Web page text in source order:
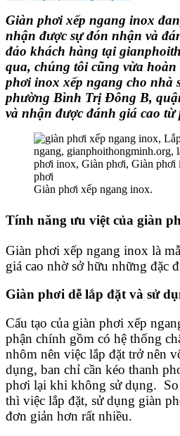
Giàn phơi xếp ngang inox
nhận được sự đón nhận và
đảo khách hàng tại
qua, chúng tôi cũng vừa hoàn
phơi inox xếp ngang cho nhà
phường Bình Trị Đông B,
và nhận được đánh giá cao
Giàn phơi xếp ngang inox.
Tính năng ưu việt của giàn
Giàn phơi xếp ngang inox là
giá cao nhờ sở hữu những đặc
Giàn phơi dễ lắp đặt và sử
Cấu tạo của giàn phơi xếp
phận chính gồm có hệ thống
nhôm nên việc lắp đặt trở nên
dụng, ban chỉ cần kéo thanh
phơi lại khi không sử dụng.
thì việc lắp đặt, sử dụng giàn
đơn giản hơn rất nhiều.